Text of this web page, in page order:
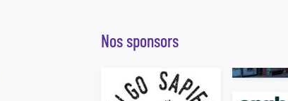
Nos sponsors